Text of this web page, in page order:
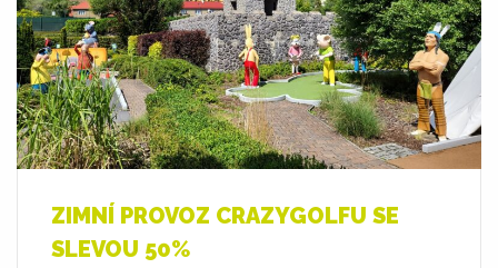
ZIMNÍ PROVOZ CRAZYGOLFU SE
SLEVOU 50%